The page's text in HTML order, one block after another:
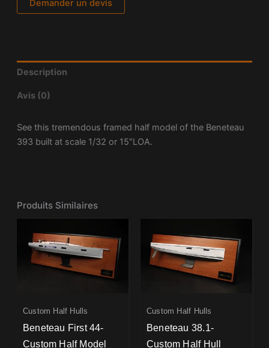
Demander un devis
Description
Avis (0)
See this tremendous framed half model of the Beneteau
393 built at scale 1/32 or 15″LOA.
Produits Similaires
Custom Half Hulls
Beneteau First 44-
Custom Half Model
Custom Half Hulls
Beneteau 38.1-
Custom Half Hull